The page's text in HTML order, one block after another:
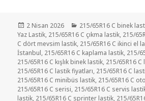
Yayın
tarihi
2 Nisan 2026 Kategoriler
215/65R16 C binek
Yaz Lastik, 215/65R16 C çıkma lastik, 215/
C dört mevsim lastik, 215/65R16 C ikinci el
İstanbul, 215/65R16 C kaplama lastik, 215/
215/65R16 C kışlık binek lastik, 215/65R16 C
215/65R16 C lastik fiyatları, 215/65R16 C
215/65R16 C minibüs lastik, 215/65R16 C
215/65R16 C serisi, 215/65R16 C servis
lastik, 215/65R16 C sprinter lastik, 215/